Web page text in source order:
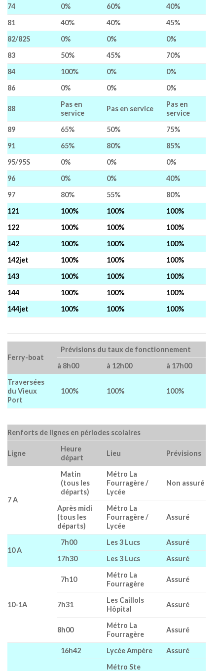
74 0% 60%
40%
81
40% 40%
45%
82/82S
0% 0%
0%
83
50% 45%
70%
84
100% 0%
0%
86
0% 0% 0%
88
Pas en
service
Pas en service
Pas en
service
89
65% 50%
75%
91
65% 80%
85%
95/95S
0% 0%
0%
96
0% 0%
40%
97
80% 55%
80%
121
100% 100%
100%
122
100% 100%
100%
142
100% 100%
100%
142jet
100% 100%
100%
143
100% 100%
100%
144
100% 100%
100%
144jet
100% 100% 100%
Ferry-boat
Prévisions du taux de fonctionnement
à 8h00
à 12h00
à 17h00
Traversées
du Vieux
Port
100% 100% 100%
Renforts de lignes en périodes scolaires
Ligne
Heure
départ
Lieu Prévisions
7 A
Matin
(tous les
départs)
Métro La
Fourragère /
Lycée
Non assuré
Après midi
(tous les
départs)
Métro La
Fourragère /
Lycée
Assuré
10 A
7h00 Les 3 Lucs
Assuré
17h30
Les 3 Lucs Assuré
10-1A
7h10
Métro La
Fourragère
Assuré
7h31
Les Caillols
Hôpital
Assuré
8h00
Métro La
Fourragère
Assuré
16h42 Lycée Ampère Assuré
Métro Ste